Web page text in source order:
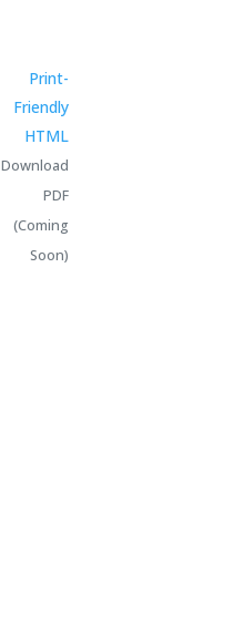
Print-
Friendly
HTML
Download
PDF
(Coming
Soon)